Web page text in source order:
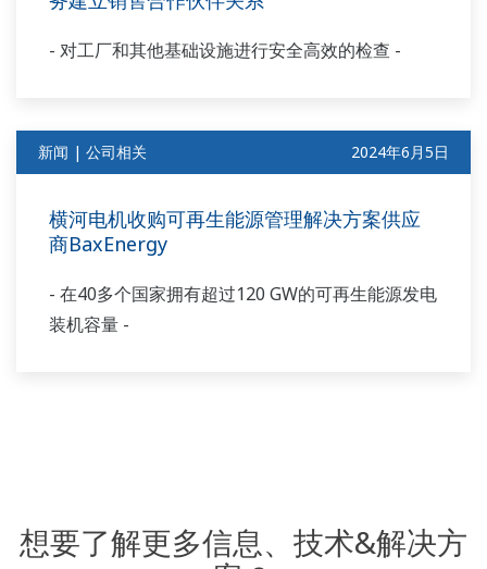
- 对工厂和其他基础设施进行安全高效的检查 -
新闻 | 公司相关 2024年6月5日
横河电机收购可再生能源管理解决方案供应
商BaxEnergy
- 在40多个国家拥有超过120 GW的可再生能源发电
装机容量 -
想要了解更多信息、技术&解决方